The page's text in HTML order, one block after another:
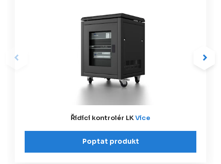
Řídící kontrolér LKVíce
Poptat produkt